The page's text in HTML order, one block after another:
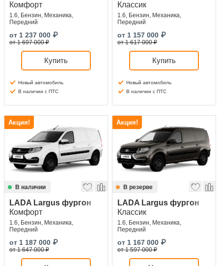
Комфорт
1.6, Бензин, Механика,
Передний
от 1 237 000 ₽
от 1 697 000 ₽
Купить
Новый автомобиль
В наличии с ПТС
Классик
1.6, Бензин, Механика,
Передний
от 1 157 000 ₽
от 1 617 000 ₽
Купить
Новый автомобиль
В наличии с ПТС
Акция!
В наличии
LADA Largus фургон
Комфорт
1.6, Бензин, Механика,
Передний
от 1 187 000 ₽
от 1 647 000 ₽
Акция!
В резерве
LADA Largus фургон
Классик
1.6, Бензин, Механика,
Передний
от 1 167 000 ₽
от 1 597 000 ₽